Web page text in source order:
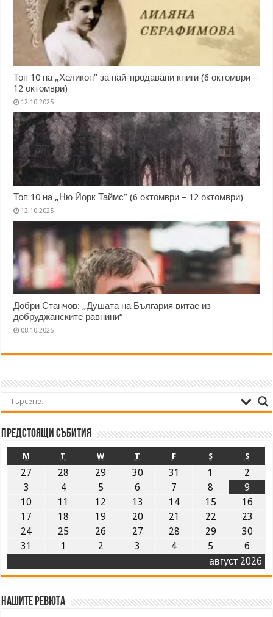
Топ 10 на „Хеликон” за най-продавани книги (6 октомври –
12 октомври)
12.10.2025
Топ 10 на „Ню Йорк Таймс” (6 октомври – 12 октомври)
12.10.2025
Добри Станчов: „Душата на България витае из
добруджанските равнини“
08.10.2025
Предстоящи събития
август 2026
M T W T F S S
27 28 29 30 31 1
2
3
4 5 6 7 8
9
10
11 12 13 14 15
16
17
18 19 20 21 22
23
24
25 26 27 28 29
30
31
1 2 3 4 5 6
Нашите ревюта